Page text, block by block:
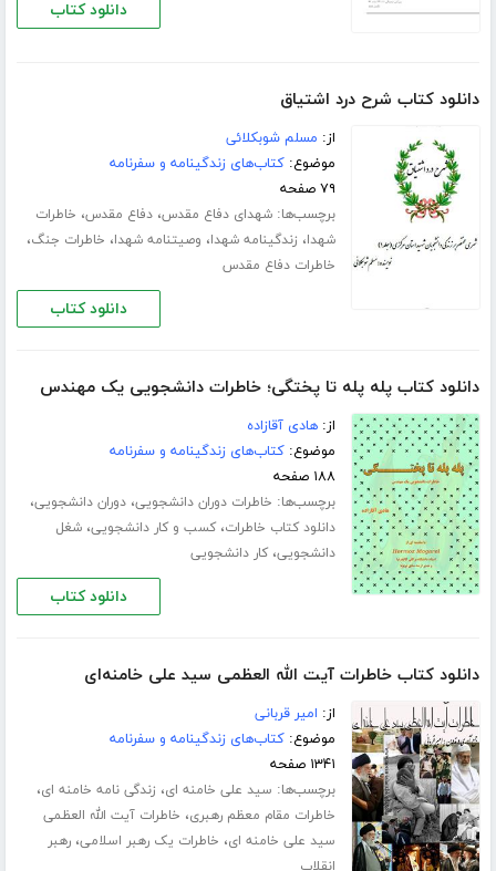
دانلود کتاب
دانلود کتاب شرح درد اشتیاق
از: مسلم شوبکلائی
موضوع:کتاب‌های زندگینامه و سفرنامه
۷۹ صفحه
برچسب‌ها:شهدای دفاع مقدس،دفاع مقدس، خاطرات
شهدا، زندگینامه شهدا، وصیتنامه شهدا، خاطرات جنگ،
خاطرات دفاع مقدس
دانلود کتاب
دانلود کتاب پله پله تا پختگی؛ خاطرات دانشجویی یک مهندس
از:هادی آقازاده
موضوع:کتاب‌های زندگینامه و سفرنامه
۱۸۸ صفحه
برچسب‌ها: خاطرات دوران دانشجویی،دوران دانشجویی،
دانلود کتاب خاطرات،کسب و کار دانشجویی،شغل
دانشجویی،کار دانشجویی
دانلود کتاب
دانلود کتاب خاطرات آیت الله العظمی سید علی خامنه‌ای
از: امیر قربانی
موضوع:کتاب‌های زندگینامه و سفرنامه
۱۳۴۱ صفحه
برچسب‌ها: سید علی خامنه ای، زندگی نامه خامنه ای،
خاطرات مقام معظم رهبری، خاطرات آیت الله العظمی
سید علی خامنه ای، خاطرات یک رهبر اسلامی،رهبر
انقلاب